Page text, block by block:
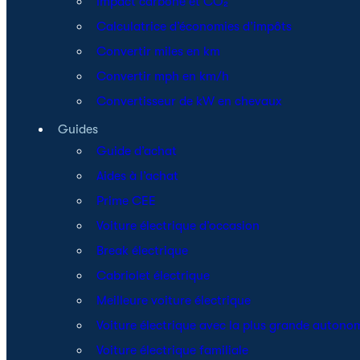
Calculatrice d’économies d’impôts
Convertir miles en km
Convertir mph en km/h
Convertisseur de kW en chevaux
Guides
Guide d’achat
Aides à l’achat
Prime CEE
Voiture électrique d’occasion
Break électrique
Cabriolet électrique
Meilleure voiture électrique
Voiture électrique avec la plus grande
Voiture électrique familiale